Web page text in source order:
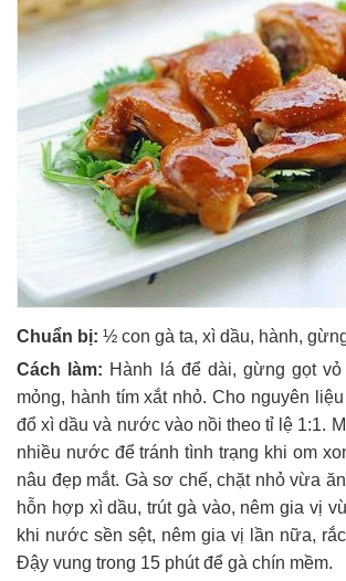
Chuẩn bị: ½ con gà ta, xì dầu, hành,
Cách làm: Hành lá để dài, gừng gọt vỏ
mỏng, hành tím xắt nhỏ. Cho nguyên
đổ xì dầu và nước vào nồi theo tỉ lệ 1:1.
nhiều nước để tránh tình trạng khi om
nâu đẹp mắt. Gà sơ chế, chặt nhỏ vừa
hỗn hợp xì dầu, trút gà vào, nêm gia vị
khi nước sền sệt, nêm gia vị lần nữa,
Đậy vung trong 15 phút để gà chín mềm.